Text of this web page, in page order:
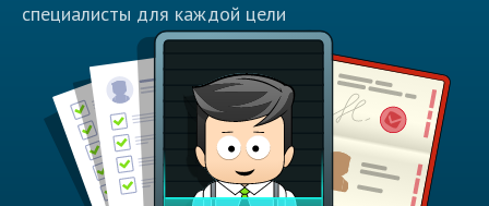
специалисты для каждой цели